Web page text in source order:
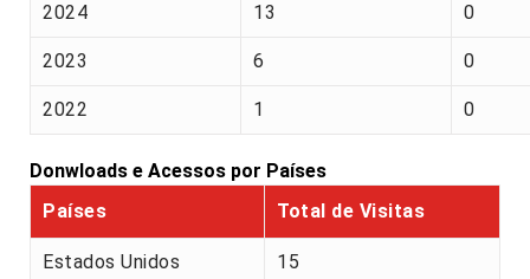
2024 13 0
2023 6 0
2022 1 0
Donwloads e Acessos por Países
Países
Total de Visitas
Estados Unidos 15